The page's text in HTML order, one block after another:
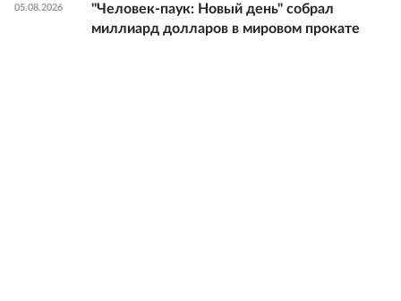
05.08.2026
"Человек-паук: Новый день" собрал
миллиард долларов в мировом прокате